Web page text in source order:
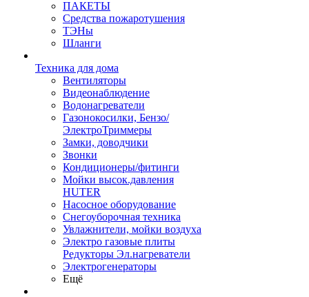
ПАКЕТЫ
Средства пожаротушения
ТЭНы
Шланги
Техника для дома
Вентиляторы
Видеонаблюдение
Водонагреватели
Газонокосилки, Бензо/
ЭлектроТриммеры
Замки, доводчики
Звонки
Кондиционеры/фитинги
Мойки высок.давления
HUTER
Насосное оборудование
Снегоуборочная техника
Увлажнители, мойки воздуха
Электро газовые плиты
Редукторы Эл.нагреватели
Электрогенераторы
Ещё